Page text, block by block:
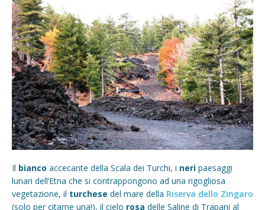
Il bianco accecante della Scala dei Turchi, i neri paesaggi
lunari dell’Etna che si contrappongono ad una rigogliosa
vegetazione, il turchese del mare della Riserva dello Zingaro
(solo per citarne una!), il cielo rosa delle Saline di Trapani al